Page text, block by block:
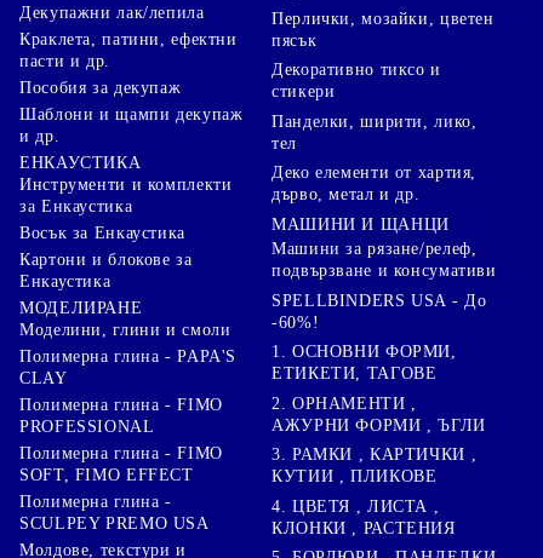
Декупажни лак/лепила
Краклета, патини, ефектни
пасти и др.
Пособия за декупаж
Шаблони и щампи декупаж
и др.
ЕНКАУСТИКА
Инструменти и комплекти
за Енкаустика
Восък за Енкаустика
Картони и блокове за
Енкаустика
МОДЕЛИРАНЕ
Моделини, глини и смоли
Полимерна глина - PAPA'S
CLAY
Полимерна глина - FIMO
PROFESSIONAL
Полимерна глина - FIMO
SOFT, FIMO EFFECT
Полимерна глина -
SCULPEY PREMO USA
Молдове, текстури и
Перлички, мозайки, цветен
пясък
Декоративно тиксо и
стикери
Панделки, ширити, лико,
тел
Деко елементи от хартия,
дърво, метал и др.
МАШИНИ И ЩАНЦИ
Машини за рязане/релеф,
подвързване и консумативи
SPELLBINDERS USA - До
-60%!
1. ОСНОВНИ ФОРМИ,
ЕТИКЕТИ, ТАГОВЕ
2. ОРНАМЕНТИ ,
АЖУРНИ ФОРМИ , ЪГЛИ
3. РАМКИ , КАРТИЧКИ ,
КУТИИ , ПЛИКОВЕ
4. ЦВЕТЯ , ЛИСТА ,
КЛОНКИ , РАСТЕНИЯ